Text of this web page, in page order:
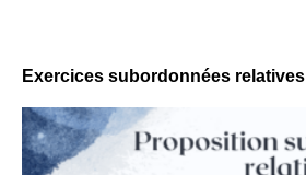
Exercices subordonnées relatives